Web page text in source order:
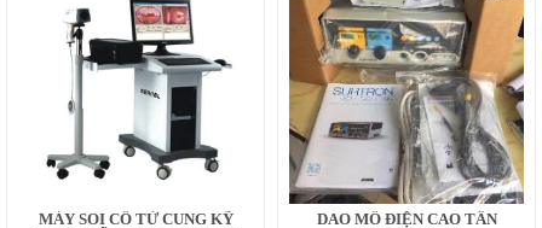
MÁY SOI CỔ TỬ CUNG KỸ
DAO MỔ ĐIỆN CAO TẦN